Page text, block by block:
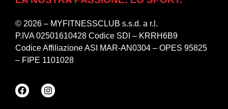
© 2026 – MYFITNESSCLUB s.s.d. a r.l.
P.IVA 02501610428 Codice SDI – KRRH6B9
Codice Affiliazione ASI MAR-AN0304 – OPES 95825
– FIPE 1101028